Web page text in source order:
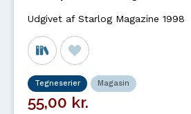
Udgivet af Starlog Magazine 1998
Tegneserier Magasin
55,00 kr.